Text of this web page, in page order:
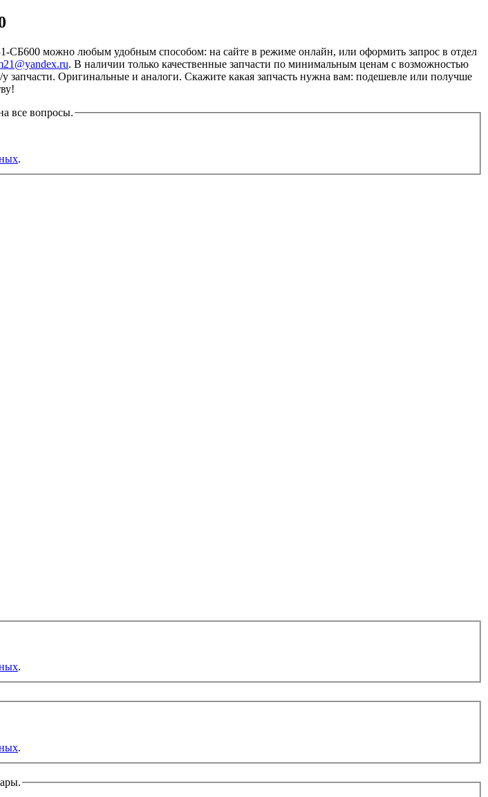
можно любым удобным способом: на сайте в режиме онлайн, или оформить запрос в отдел
. В наличии только качественные запчасти по минимальным ценам с возможностью
запчасти. Оригинальные и аналоги. Скажите какая запчасть нужна вам: подешевле или получше
все вопросы.
.
.
.